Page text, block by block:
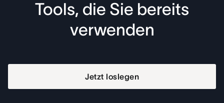
Tools, die Sie bereits
verwenden
Jetzt loslegen